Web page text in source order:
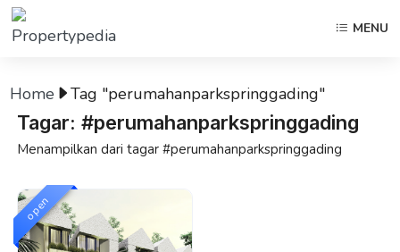
MENU
Home Tag "perumahanparkspringgading"
Tagar: #perumahanparkspringgading
Menampilkan dari tagar #perumahanparkspringgading
open